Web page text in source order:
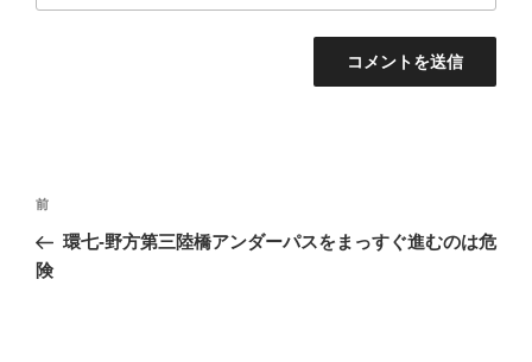
投
ナ
前
の
投
前
環七-野方第三陸橋アンダーパスをまっすぐ進むのは危
険